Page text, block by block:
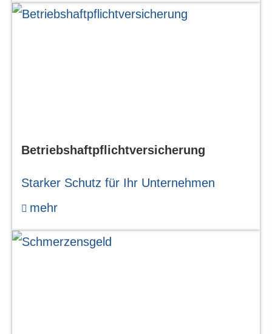
Betriebshaftpflichtversicherung
Starker Schutz für Ihr Unternehmen
mehr